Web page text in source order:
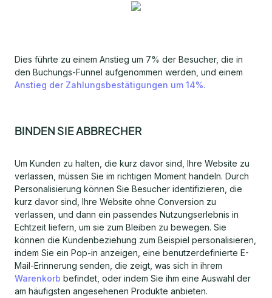
Dies führte zu einem Anstieg um 7% der Besucher, die in
den Buchungs-Funnel aufgenommen werden, und einem
Anstieg der Zahlungsbestätigungen um 14%.
BINDEN SIE ABBRECHER
Um Kunden zu halten, die kurz davor sind, Ihre Website zu
verlassen, müssen Sie im richtigen Moment handeln. Durch
Personalisierung können Sie Besucher identifizieren, die
kurz davor sind, Ihre Website ohne Conversion zu
verlassen, und dann ein passendes Nutzungserlebnis in
Echtzeit liefern, um sie zum Bleiben zu bewegen. Sie
können die Kundenbeziehung zum Beispiel personalisieren,
indem Sie ein Pop-in anzeigen, eine benutzerdefinierte E-
Mail-Erinnerung senden, die zeigt, was sich in ihrem
Warenkorb befindet, oder indem Sie ihm eine Auswahl der
am häufigsten angesehenen Produkte anbieten.